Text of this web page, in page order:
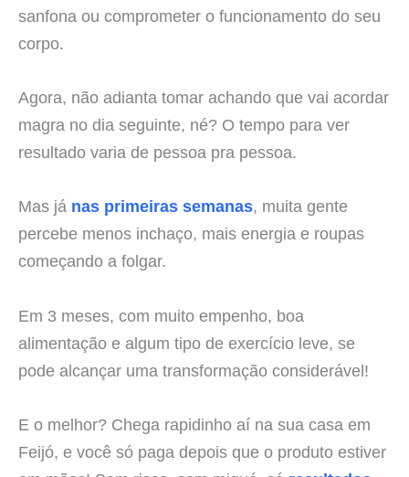
sanfona ou comprometer o funcionamento do seu
corpo.
Agora, não adianta tomar achando que vai acordar
magra no dia seguinte, né? O tempo para ver
resultado varia de pessoa pra pessoa.
Mas já nas primeiras semanas, muita gente
percebe menos inchaço, mais energia e roupas
começando a folgar.
Em 3 meses, com muito empenho, boa
alimentação e algum tipo de exercício leve, se
pode alcançar uma transformação considerável!
E o melhor? Chega rapidinho aí na sua casa em
Feijó, e você só paga depois que o produto estiver